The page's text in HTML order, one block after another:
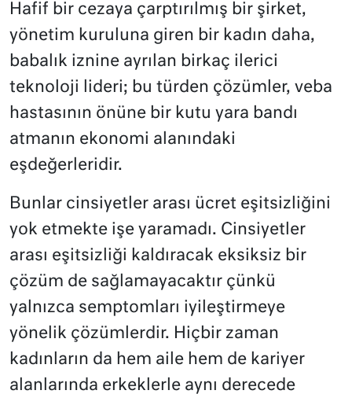
Hafif bir cezaya çarptırılmış bir şirket,
yönetim kuruluna giren bir kadın daha,
babalık iznine ayrılan birkaç ilerici
teknoloji lideri; bu türden çözümler, veba
hastasının önüne bir kutu yara bandı
atmanın ekonomi alanındaki
eşdeğerleridir.
Bunlar cinsiyetler arası ücret eşitsizliğini
yok etmekte işe yaramadı. Cinsiyetler
arası eşitsizliği kaldıracak eksiksiz bir
çözüm de sağlamayacaktır çünkü
yalnızca semptomları iyileştirmeye
yönelik çözümlerdir. Hiçbir zaman
kadınların da hem aile hem de kariyer
alanlarında erkeklerle aynı derecede